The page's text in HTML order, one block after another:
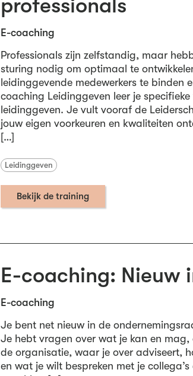
professionals
E-coaching
Professionals zijn zelfstandig, maar
sturing nodig om optimaal te
leidinggevende medewerkers te binden
coaching Leidinggeven leer je
leidinggeven. Je vult vooraf de
jouw eigen voorkeuren en kwaliteiten
[…]
Leidinggeven
Bekijk de training
E-coaching: Nieuw
E-coaching
Je bent net nieuw in de
Je hebt vragen over wat je kan en
de organisatie, waar je over adviseert,
en wat je wilt bespreken met je